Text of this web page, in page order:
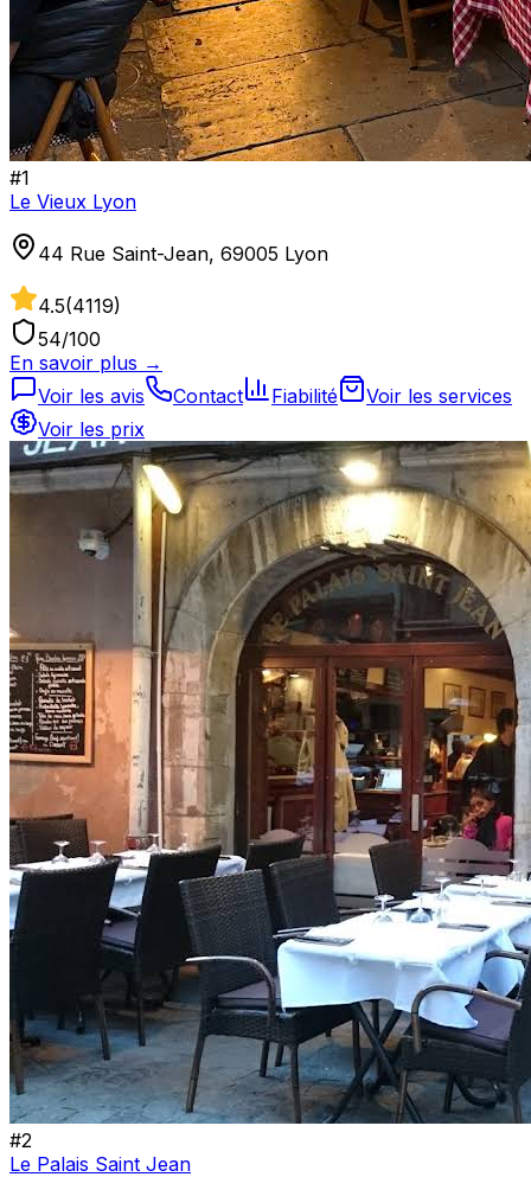
#1
Le Vieux Lyon
44 Rue Saint-Jean, 69005 Lyon
4.5(4119)
54/100
En savoir plus →
Voir les avis
Contact Fiabilité
Voir les services
Voir les prix
#2
Le Palais Saint Jean